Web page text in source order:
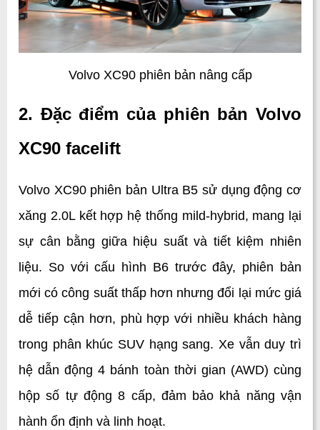
Volvo XC90 phiên bản nâng cấp
2. Đặc điểm của phiên bản Volvo
XC90 facelift
Volvo XC90 phiên bản Ultra B5 sử dụng động cơ
xăng 2.0L kết hợp hệ thống mild-hybrid, mang lại
sự cân bằng giữa hiệu suất và tiết kiệm nhiên
liệu. So với cấu hình B6 trước đây, phiên bản
mới có công suất thấp hơn nhưng đổi lại mức giá
dễ tiếp cận hơn, phù hợp với nhiều khách hàng
trong phân khúc SUV hạng sang. Xe vẫn duy trì
hệ dẫn động 4 bánh toàn thời gian (AWD) cùng
hộp số tự động 8 cấp, đảm bảo khả năng vận
hành ổn định và linh hoạt.